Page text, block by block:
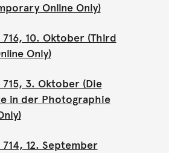
Online Only)
10. Oktober (Third
Only)
3. Oktober (Die
in der Photographie
12. September